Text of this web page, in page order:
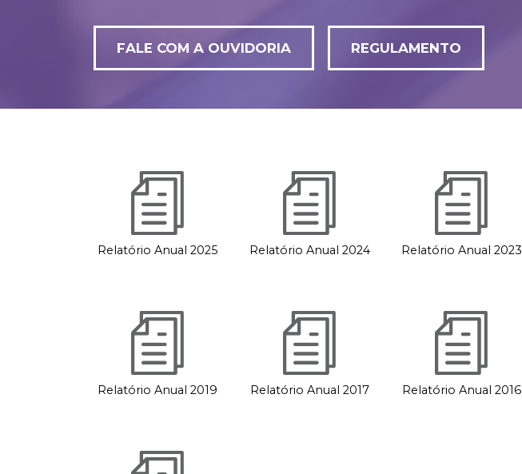
FALE COM A OUVIDORIA REGULAMENTO
Relatório Anual 2025 Relatório Anual 2024 Relatório Anual 2023
Relatório Anual 2019 Relatório Anual 2017 Relatório Anual 2016